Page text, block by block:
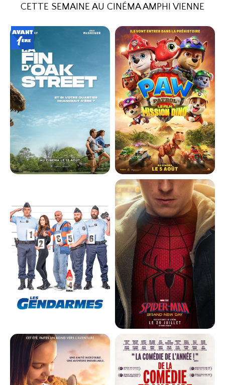
CETTE SEMAINE AU CINÉMA AMPHI VIENNE
Bande-annonce
Réservation
Science-Fiction,...
VF
LA PAT' PATROUILLE : LE FILM
MISSION DINO
Horaires et Infos
Bande-annonce
Réservation
Animation, Avent...
LES GENDARMES
Horaires et Infos
Bande-annonce
SPIDER-MAN: BRAND NEW DAY
Horaires et Infos
Bande-annonce